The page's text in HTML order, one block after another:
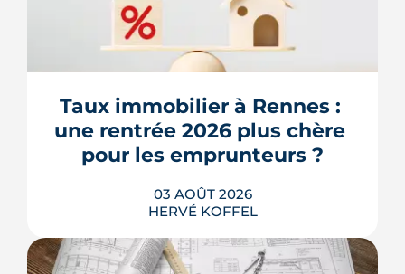
Après un printemps d'annonces,
l'automne 2026 sera l'heure de vérité
pour le logement. Trois dossiers
parlementaires, du projet de loi
qui devient vraiment applicable pour
les propriétaires, les bailleurs et les
acheteurs.
LIRE L'ARTICLE
Taux immobilier à Rennes :
une rentrée 2026 plus chère
pour les emprunteurs ?
03 AOÛT 2026
HERVÉ KOFFEL